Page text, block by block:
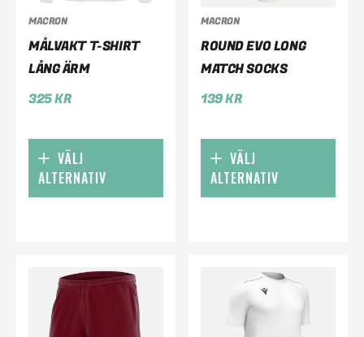
MACRON
MÅLVAKT T-SHIRT
LÅNG ÄRM
325KR
VÄLJ
ALTERNATIV
MACRON
ROUND EVO LONG
MATCH SOCKS
139KR
VÄLJ
ALTERNATIV